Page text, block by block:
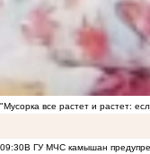
"Мусорка все растет и растет:
09:30В ГУ МЧС камышан